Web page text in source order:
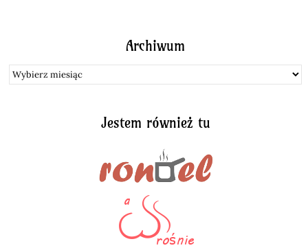
Archiwum
Archiwum
Jestem również tu